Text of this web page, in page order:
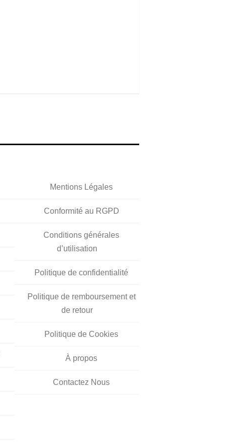
Mentions Légales
Conformité au RGPD
Conditions générales
d’utilisation
Politique de confidentialité
Politique de remboursement et
de retour
Politique de Cookies
À propos
Contactez Nous